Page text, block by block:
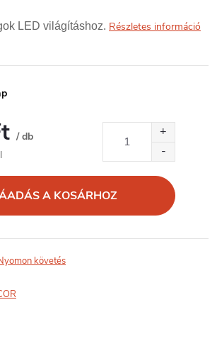
LED világításhoz. Részletes információ
/ db
A KOSÁRHOZ
követés